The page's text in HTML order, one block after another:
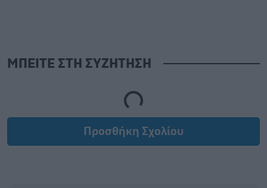
ΜΠΕΙΤΕ ΣΤΗ ΣΥΖΗΤΗΣΗ
Loading...
Προσθήκη Σχολίου